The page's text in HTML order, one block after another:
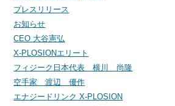
プレスリリース
お知らせ
CEO 大谷憲弘
X-PLOSIONエリート
フィジーク日本代表 横川 尚隆
空手家 渡辺 優作
エナジードリンク X-PLOSION